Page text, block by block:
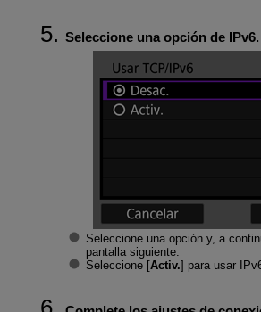
Seleccione una opción de IPv6.
Seleccione una opción y, a
pantalla siguiente.
Seleccione [Activ.] para usar